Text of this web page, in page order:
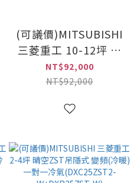
(可議價)MITSUBISHI
三菱重工 10-12坪 晴
空ZST吊隱式 變頻(冷
暖)一對一冷氣
W+DXR71ZST-W)
NT$92,000
NT$92,000